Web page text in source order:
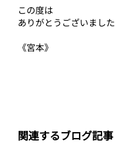
この度は
ありがとうございました
《宮本》
関連するブログ記事